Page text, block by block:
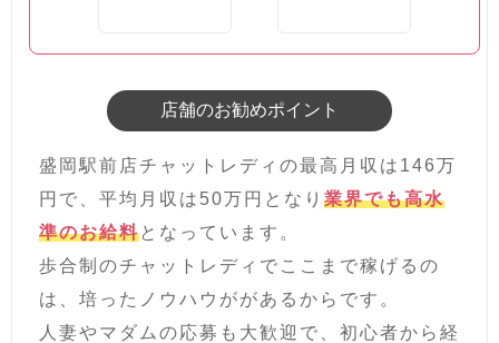
店舗のお勧めポイント
盛岡駅前店チャットレディの最高月収は146万
円で、平均月収は50万円となり 業界でも高水
準のお給料となっています。
歩合制のチャットレディでここまで稼げるの
は、培ったノウハウががあるからです。
人妻やマダムの応募も大歓迎で、初心者から経